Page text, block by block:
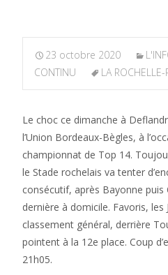
23 octobre 2020
CONTINU
LA ROCHELLE-
Le choc ce dimanche à
l’Union Bordeaux-Bègles, à
championnat de Top 14.
le Stade rochelais va tenter
consécutif, après Bayonne puis
dernière à domicile. Favoris,
classement général, derrière
pointent à la 12e place. Coup
21h05.